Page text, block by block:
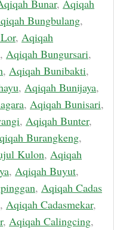
Bunar, Aqiqah
Bungbulang,
, Aqiqah
, Aqiqah Bungursari,
, Aqiqah Bunibakti,
, Aqiqah Bunijaya,
, Aqiqah Bunisari,
, Aqiqah Bunter,
Burangkeng,
Kulon, Aqiqah
, Aqiqah Buyut,
, Aqiqah Cadas
, Aqiqah Cadasmekar,
, Aqiqah Calingcing,